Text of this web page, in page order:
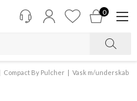
0
Compact By Pulcher Vask m/underskab